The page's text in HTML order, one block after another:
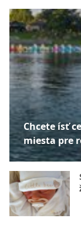
Chcete ísť
miesta pre